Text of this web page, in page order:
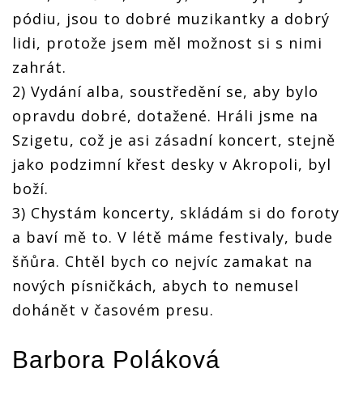
pódiu, jsou to dobré muzikantky a dobrý
lidi, protože jsem měl možnost si s nimi
zahrát.
2) Vydání alba, soustředění se, aby bylo
opravdu dobré, dotažené. Hráli jsme na
Szigetu, což je asi zásadní koncert, stejně
jako podzimní křest desky v Akropoli, byl
boží.
3) Chystám koncerty, skládám si do foroty
a baví mě to. V létě máme festivaly, bude
šňůra. Chtěl bych co nejvíc zamakat na
nových písničkách, abych to nemusel
dohánět v časovém presu.
Barbora Poláková